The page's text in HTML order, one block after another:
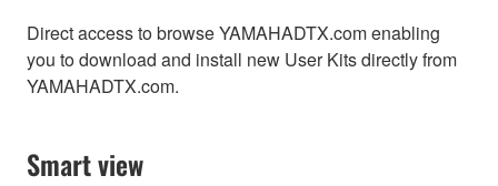
Direct access to browse YAMAHADTX.com enabling
you to download and install new User Kits directly from
YAMAHADTX.com.
Smart view